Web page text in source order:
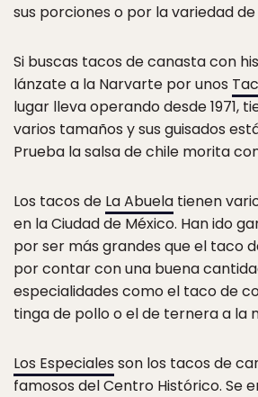
sus porciones o por la variedad de
Si buscas tacos de canasta con
lánzate a la Narvarte por unos
lugar lleva operando desde 1971,
varios tamaños y sus guisados
Prueba la salsa de chile morita
Los tacos de La Abuela tienen
en la Ciudad de México. Han ido
por ser más grandes que el taco
por contar con una buena
especialidades como el taco de
tinga de pollo o el de ternera a la
Los Especiales son los tacos de
famosos del Centro Histórico. Se